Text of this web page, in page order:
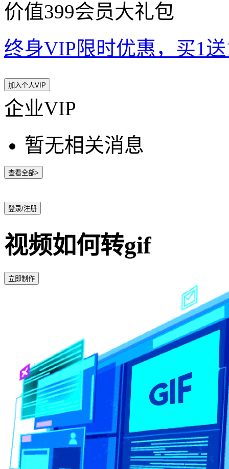
价值399会员大礼包
终身VIP限时优惠，买1
加入个人VIP
企业VIP
暂无相关消息
查看全部>
登录/注册
视频如何转gif
立即制作